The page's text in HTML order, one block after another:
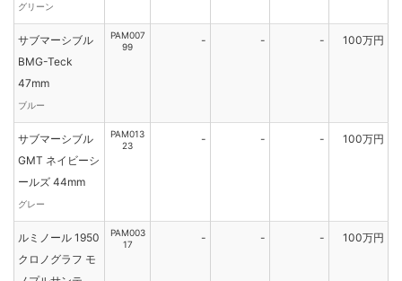
グリーン
サブマーシブル
BMG-Teck
47mm
ブルー
PAM007
99
- - - 100万円
サブマーシブル
GMT ネイビーシ
ールズ 44mm
グレー
PAM013
23
- - - 100万円
ルミノール 1950
クロノグラフ モ
PAM003
17
- - - 100万円